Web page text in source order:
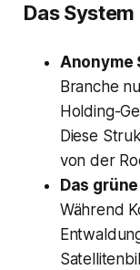
Das
Anonyme
Branche
Holding-
Diese
von der
Das
Während